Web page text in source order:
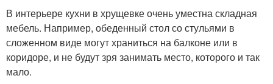
В интерьере кухни в хрущевке очень уместна складная
мебель. Например, обеденный стол со стульями в
сложенном виде могут храниться на балконе или в
коридоре, и не будут зря занимать место, которого и так
мало.